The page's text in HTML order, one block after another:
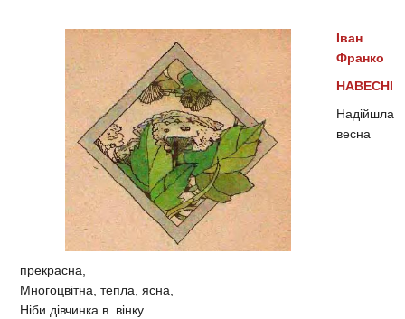
Іван
Франко
НАВЕСНІ
Надійшла
весна
прекрасна,
Многоцвітна, тепла, ясна,
Ніби дівчинка в. вінку.